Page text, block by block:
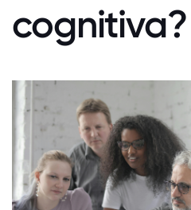
cognitiva?